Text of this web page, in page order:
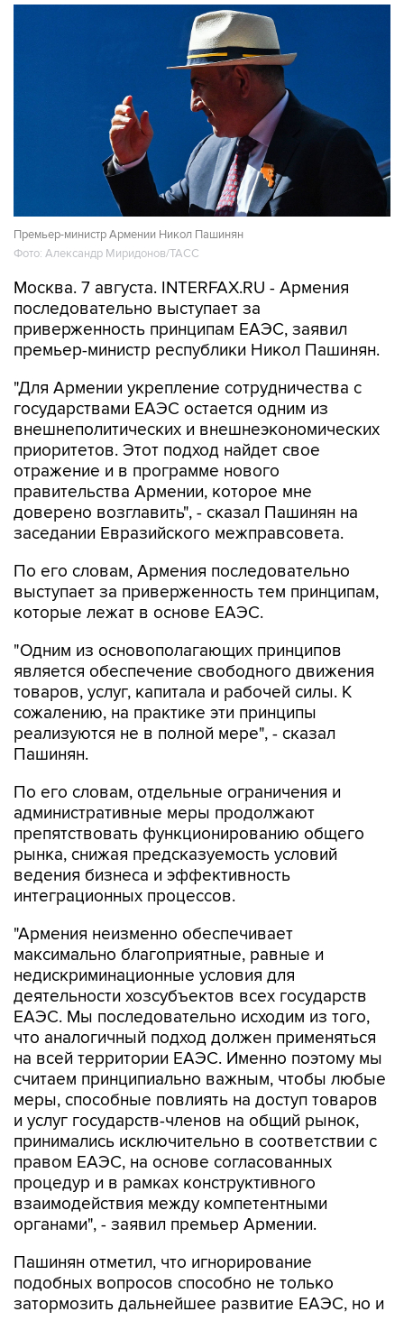
Премьер-министр Армении Никол Пашинян
Фото: Александр Миридонов/ТАСС
Москва. 7 августа. INTERFAX.RU - Армения
последовательно выступает за
приверженность принципам ЕАЭС, заявил
премьер-министр республики Никол Пашинян.
"Для Армении укрепление сотрудничества с
государствами ЕАЭС остается одним из
внешнеполитических и внешнеэкономических
приоритетов. Этот подход найдет свое
отражение и в программе нового
правительства Армении, которое мне
доверено возглавить", - сказал Пашинян на
заседании Евразийского межправсовета.
По его словам, Армения последовательно
выступает за приверженность тем принципам,
которые лежат в основе ЕАЭС.
"Одним из основополагающих принципов
является обеспечение свободного движения
товаров, услуг, капитала и рабочей силы. К
сожалению, на практике эти принципы
реализуются не в полной мере", - сказал
Пашинян.
По его словам, отдельные ограничения и
административные меры продолжают
препятствовать функционированию общего
рынка, снижая предсказуемость условий
ведения бизнеса и эффективность
интеграционных процессов.
"Армения неизменно обеспечивает
максимально благоприятные, равные и
недискриминационные условия для
деятельности хозсубъектов всех государств
ЕАЭС. Мы последовательно исходим из того,
что аналогичный подход должен применяться
на всей территории ЕАЭС. Именно поэтому мы
считаем принципиально важным, чтобы любые
меры, способные повлиять на доступ товаров
и услуг государств-членов на общий рынок,
принимались исключительно в соответствии с
правом ЕАЭС, на основе согласованных
процедур и в рамках конструктивного
взаимодействия между компетентными
органами", - заявил премьер Армении.
Пашинян отметил, что игнорирование
подобных вопросов способно не только
затормозить дальнейшее развитие ЕАЭС, но и